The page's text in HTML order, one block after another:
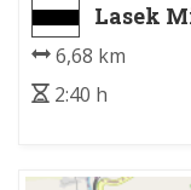
Lasek
6,68 km
2:40 h